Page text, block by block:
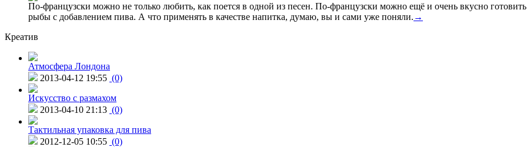
По-французски можно не только любить, как поется в одной из песен. По-французски можно ещё и очень вкусно
рыбы с добавлением пива. А что применять в качестве напитка, думаю, вы и сами уже поняли. →
Креатив
Атмосфера Лондона
2013-04-12 19:55 (0)
Искусство с размахом
2013-04-10 21:13 (0)
Тактильная упаковка для пива
2012-12-05 10:55 (0)